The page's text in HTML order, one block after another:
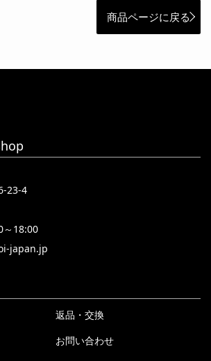
商品ページに戻る
23-4
～18:00
japan.jp
返品・交換
お問い合わせ